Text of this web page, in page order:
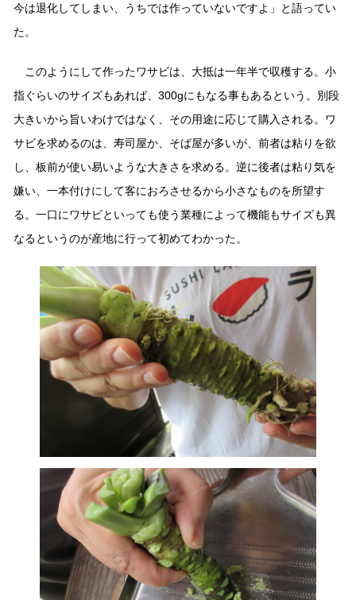
今は退化してしまい、うちでは作っていないですよ」と語ってい
た。
このようにして作ったワサビは、大抵は一年半で収穫する。小
指ぐらいのサイズもあれば、300gにもなる事もあるという。別段
大きいから旨いわけではなく、その用途に応じて購入される。ワ
サビを求めるのは、寿司屋か、そば屋が多いが、前者は粘りを欲
し、板前が使い易いような大きさを求める。逆に後者は粘り気を
嫌い、一本付けにして客におろさせるから小さなものを所望す
る。一口にワサビといっても使う業種によって機能もサイズも異
なるというのが産地に行って初めてわかった。